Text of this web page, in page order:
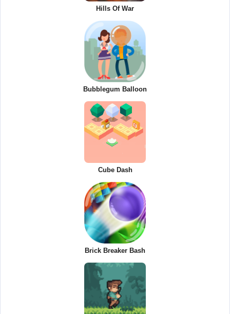
Hills Of War
Bubblegum Balloon
Cube Dash
Brick Breaker Bash